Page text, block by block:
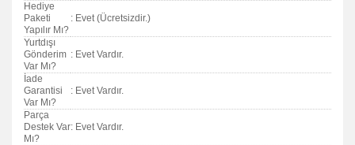
Hediye
Paketi
Yapılır Mı?
: Evet (Ücretsizdir.)
Yurtdışı
Gönderim
Var Mı?
: Evet Vardır.
İade
Garantisi
Var Mı?
: Evet Vardır.
Parça
Destek Var
Mı?
: Evet Vardır.